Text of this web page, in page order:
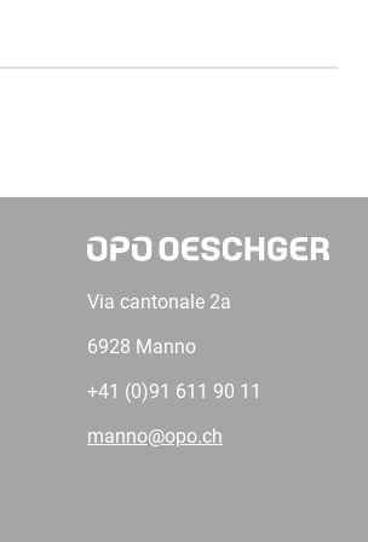
Via cantonale 2a
6928 Manno
+41 (0)91 611 90 11
manno@opo.ch